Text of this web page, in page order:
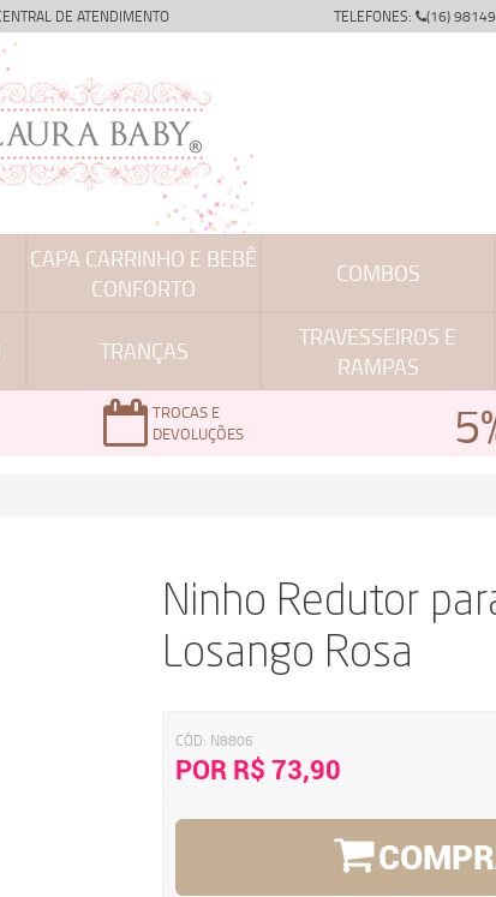
DE ATENDIMENTO TELEFONES: (16)
CAPA CARRINHO E BEBÊ
CONFORTO
COMBOS
TRANÇAS
TRAVESSEIROS E
RAMPAS
TROCAS E
DEVOLUÇÕES
Ninho Redutor
Losango Rosa
CÓD: N8806
POR R$ 73,90